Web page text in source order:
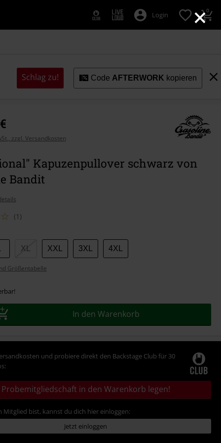
×
Login 0
Schlag zu! Code AFTERWORK kopieren
zzgl. Versandkosten
Kapuzenpullover schwarz von
Bandit
(1)
XL XXL 3XL 4XL
Größentabelle
In den Warenkorb
und probiere direkt den Backstage Club für 30
Probemitgliedschaft in den Warenkorb legen!
Mitglied bist, kannst du dich hier einloggen:
Jetzt einloggen